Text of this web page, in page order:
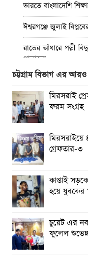
ভারতে বাংলাদেশি
ঈশ্বরগঞ্জে জুলাই
রাতের আঁধারে পল্লী
পালালো
মিরসরাইয়ে ৪০ হাজার
কাপ্তাই সড়কে বাস-
মৃত্যু
চুয়েট এর নবনিযুক্ত
বৈষম্যহীন মানবিক
জানাতে হবে :
তিন দিন পর
থেকে উদ্ধার
চট্টগ্রাম বিভাগ এর
মিরসরাই
ফরম সংগ্রহ
গ্রেফতার-৩
কাপ্তাই
হয়ে যুবকের
চুয়েট এর
ফুলেল